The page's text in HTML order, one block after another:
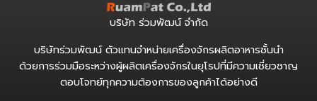
บริษัท ร่วมพัฒน์ จำกัด
บริษัทร่วมพัฒน์ ตัวแทนจำหน่ายเครื่องจักรผลิตอาหารชั้นนำ
ด้วยการร่วมมือระหว่างผู้ผลิตเครื่องจักรในยุโรปที่มีความเชี่ยวชาญ
ตอบโจทย์ทุกความต้องการของลูกค้าได้อย่างดี